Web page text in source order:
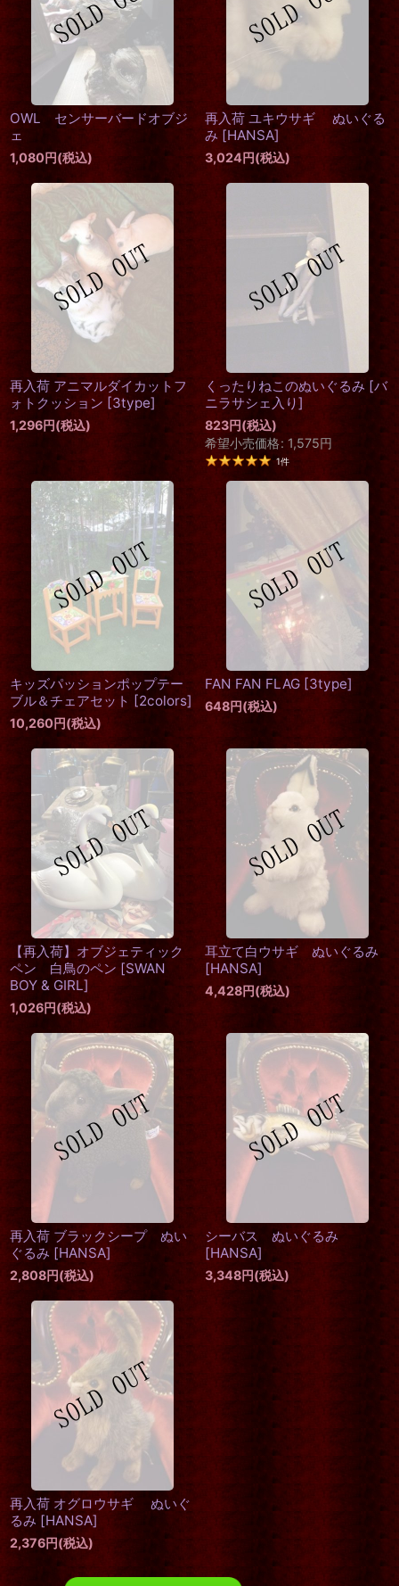
OWL センサーバードオブジ
ェ
1,080円(税込)
再入荷 ユキウサギ ぬいぐる
み [HANSA]
3,024円(税込)
再入荷 アニマルダイカットフ
ォトクッション [3type]
1,296円(税込)
くったりねこのぬいぐるみ [バ
ニラサシェ入り]
823円(税込)
希望小売価格: 1,575円
1件
キッズパッションポップテー
ブル＆チェアセット [2colors]
10,260円(税込)
FAN FAN FLAG [3type]
648円(税込)
【再入荷】オブジェティック
ペン 白鳥のペン [SWAN
BOY & GIRL]
1,026円(税込)
耳立て白ウサギ ぬいぐるみ
[HANSA]
4,428円(税込)
再入荷 ブラックシープ ぬい
ぐるみ [HANSA]
2,808円(税込)
シーバス ぬいぐるみ
[HANSA]
3,348円(税込)
再入荷 オグロウサギ ぬいぐ
るみ [HANSA]
2,376円(税込)